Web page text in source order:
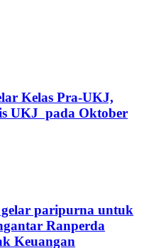
Kelas Pra-UKJ,
UKJ pada Oktober
paripurna untuk
Ranperda
Keuangan